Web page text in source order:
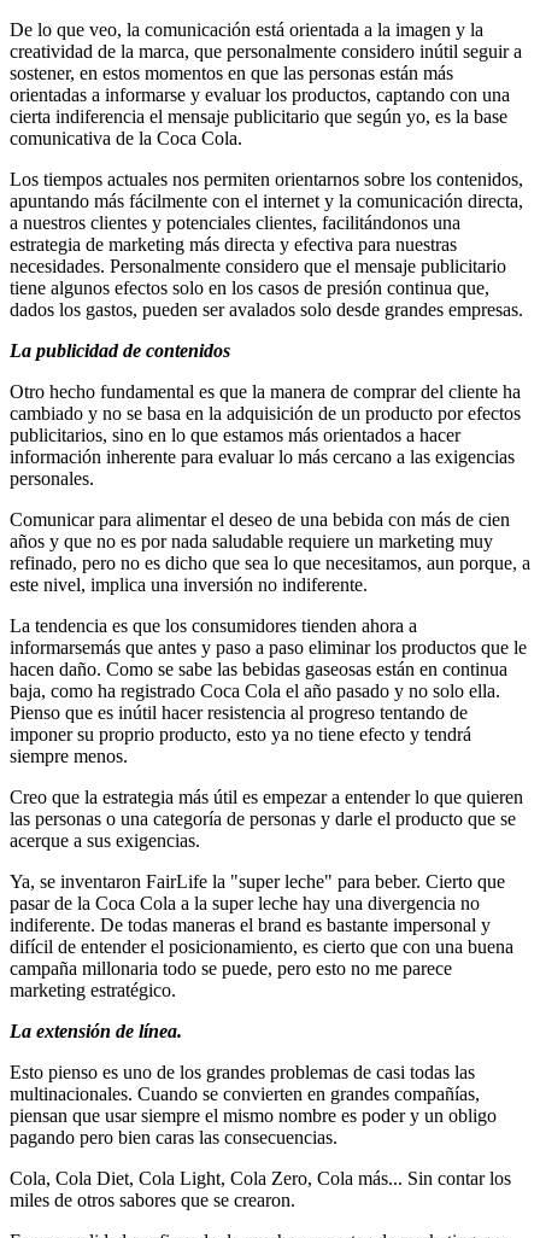
De lo que veo, la comunicación está orientada a la imagen y la
creatividad de la marca, que personalmente considero inútil seguir a
sostener, en estos momentos en que las personas están más
orientadas a informarse y evaluar los productos, captando con una
cierta indiferencia el mensaje publicitario que según yo, es la base
comunicativa de la Coca Cola.
Los tiempos actuales nos permiten orientarnos sobre los contenidos,
apuntando más fácilmente con el internet y la comunicación directa,
a nuestros clientes y potenciales clientes, facilitándonos una
estrategia de marketing más directa y efectiva para nuestras
necesidades. Personalmente considero que el mensaje publicitario
tiene algunos efectos solo en los casos de presión continua que,
dados los gastos, pueden ser avalados solo desde grandes empresas.
La publicidad de contenidos
Otro hecho fundamental es que la manera de comprar del cliente ha
cambiado y no se basa en la adquisición de un producto por efectos
publicitarios, sino en lo que estamos más orientados a hacer
información inherente para evaluar lo más cercano a las exigencias
personales.
Comunicar para alimentar el deseo de una bebida con más de cien
años y que no es por nada saludable requiere un marketing muy
refinado, pero no es dicho que sea lo que necesitamos, aun porque, a
este nivel, implica una inversión no indiferente.
La tendencia es que los consumidores tienden ahora a
informarsemás que antes y paso a paso eliminar los productos que le
hacen daño. Como se sabe las bebidas gaseosas están en continua
baja, como ha registrado Coca Cola el año pasado y no solo ella.
Pienso que es inútil hacer resistencia al progreso tentando de
imponer su proprio producto, esto ya no tiene efecto y tendrá
siempre menos.
Creo que la estrategia más útil es empezar a entender lo que quieren
las personas o una categoría de personas y darle el producto que se
acerque a sus exigencias.
Ya, se inventaron FairLife la "super leche" para beber. Cierto que
pasar de la Coca Cola a la super leche hay una divergencia no
indiferente. De todas maneras el brand es bastante impersonal y
difícil de entender el posicionamiento, es cierto que con una buena
campaña millonaria todo se puede, pero esto no me parece
marketing estratégico.
La extensión de línea.
Esto pienso es uno de los grandes problemas de casi todas las
multinacionales. Cuando se convierten en grandes compañías,
piensan que usar siempre el mismo nombre es poder y un obligo
pagando pero bien caras las consecuencias.
Cola, Cola Diet, Cola Light, Cola Zero, Cola más... Sin contar los
miles de otros sabores que se crearon.